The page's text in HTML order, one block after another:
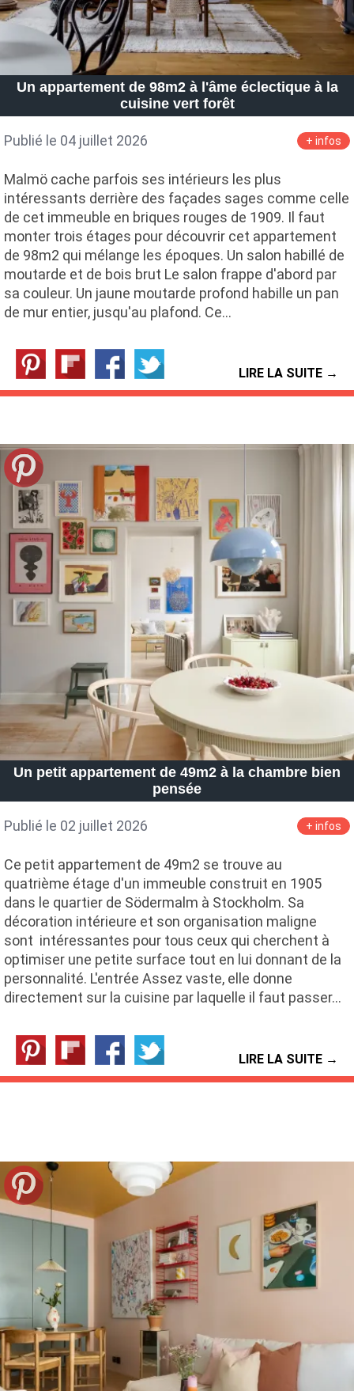
Un appartement de 98m2 à l'âme éclectique à la
cuisine vert forêt
Publié le 04 juillet 2026 + infos
Malmö cache parfois ses intérieurs les plus
intéressants derrière des façades sages comme celle
de cet immeuble en briques rouges de 1909. Il faut
monter trois étages pour découvrir cet appartement
de 98m2 qui mélange les époques. Un salon habillé de
moutarde et de bois brut Le salon frappe d'abord par
sa couleur. Un jaune moutarde profond habille un pan
de mur entier, jusqu'au plafond. Ce…
LIRE LA SUITE →
Un petit appartement de 49m2 à la chambre bien
pensée
Publié le 02 juillet 2026 + infos
Ce petit appartement de 49m2 se trouve au
quatrième étage d'un immeuble construit en 1905
dans le quartier de Södermalm à Stockholm. Sa
décoration intérieure et son organisation maligne
sont intéressantes pour tous ceux qui cherchent à
optimiser une petite surface tout en lui donnant de la
personnalité. L'entrée Assez vaste, elle donne
directement sur la cuisine par laquelle il faut passer…
LIRE LA SUITE →